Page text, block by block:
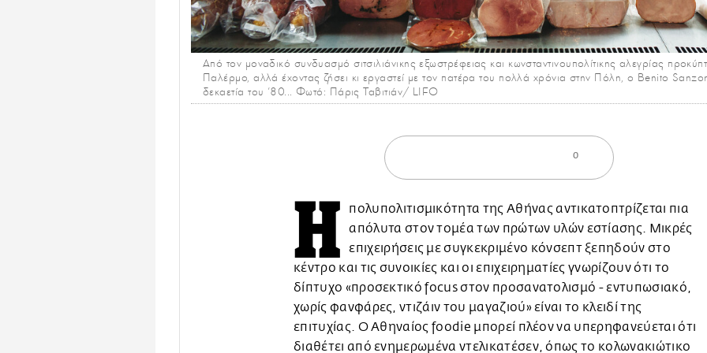
Από τον μοναδικό συνδυασμό σιτσιλιάνικης εξωστρέφειας και κωνσταντινουπολίτικης αλεγρίας
Παλέρμο, αλλά έχοντας ζήσει κι εργαστεί με τον πατέρα του πολλά χρόνια στην Πόλη, ο Benito
δεκαετία του '80... Φωτό: Πάρις Ταβιτιάν/ LIFO
0
Η
πολυπολιτισμικότητα της Αθήνας αντικατοπτρίζεται πια
απόλυτα στον τομέα των πρώτων υλών εστίασης. Μικρές
επιχειρήσεις με συγκεκριμένο κόνσεπτ ξεπηδούν στο
κέντρο και τις συνοικίες και οι επιχειρηματίες γνωρίζουν ότι το
δίπτυχο «προσεκτικό focus στον προσανατολισμό - εντυπωσιακό,
χωρίς φανφάρες, ντιζάιν του μαγαζιού» είναι το κλειδί της
επιτυχίας. Ο Αθηναίος foodie μπορεί πλέον να υπερηφανεύεται ότι
διαθέτει από ενημερωμένα ντελικατέσεν, όπως το κολωνακιώτικο